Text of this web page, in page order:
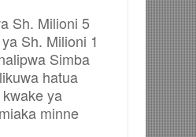
Sh. Milioni 5
Sh. Milioni 1
Simba
hatua
ya
minne